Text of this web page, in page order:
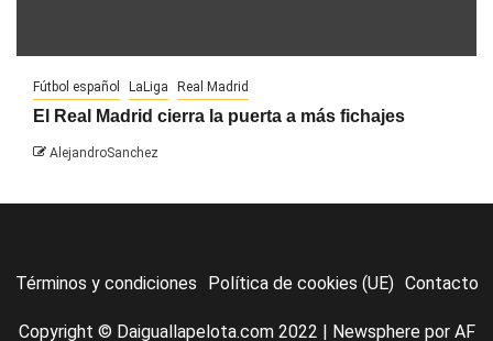
Fútbol español LaLiga Real Madrid
El Real Madrid cierra la puerta a más fichajes
AlejandroSanchez
Términos y condiciones Política de cookies (UE) Contacto
Copyright © Daiguallapelota.com 2022 | Newspherepor AF